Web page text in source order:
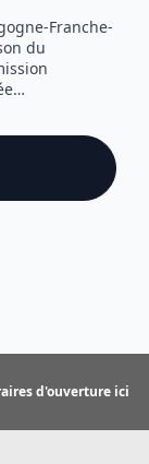
Franche-
du
d'ouverture ici